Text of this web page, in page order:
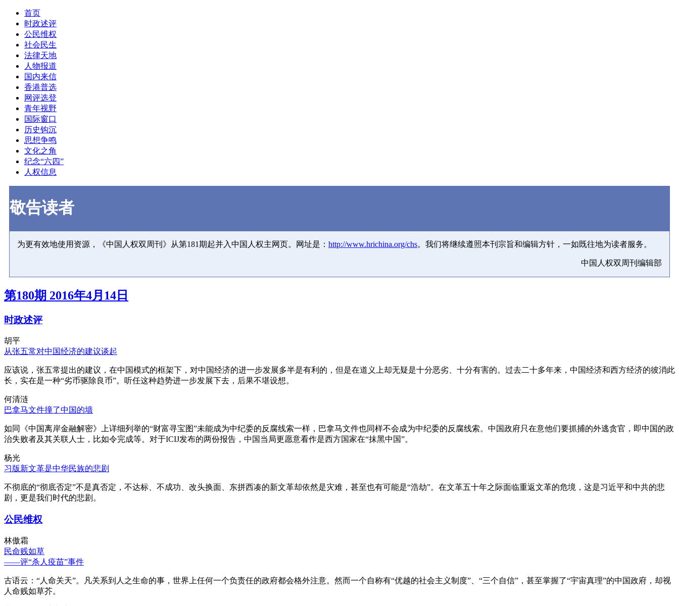
首页
时政述评
公民维权
社会民生
法律天地
人物报道
国内来信
香港普选
网评选登
青年视野
国际窗口
历史钩沉
思想争鸣
文化之角
纪念“六四”
人权信息
敬告读者
为更有效地使用资源，《中国人权双周刊》从第181期起并入中国人权主网页。网址是： http://www.hrichina.org/chs。我们将继续遵照本刊宗旨和编辑方针，一如既往地为读者服务。
中国人权双周刊编辑部
第180期 2016年4月14日
时政述评
胡平
从张五常对中国经济的建议谈起
应该说，张五常提出的建议，在中国模式的框架下，对中国经济的进一步发展多半是有利的，但是在道义上却无疑是十分恶劣、十分有害的。过去二十多年来，中国经济和西方经济的彼消此
长，实在是一种“劣币驱除良币”。听任这种趋势进一步发展下去，后果不堪设想。
何清涟
巴拿马文件撞了中国的墙
如同《中国离岸金融解密》上详细列举的“财富寻宝图”未能成为中纪委的反腐线索一样，巴拿马文件也同样不会成为中纪委的反腐线索。中国政府只在意他们要抓捕的外逃贪官，即中国的政
治失败者及其关联人士，比如令完成等。对于ICIJ发布的两份报告，中国当局更愿意看作是西方国家在“抹黑中国”。
杨光
习版新文革是中华民族的悲剧
不彻底的“彻底否定”不是真否定，不达标、不成功、改头换面、东拼西凑的新文革却依然是灾难，甚至也有可能是“浩劫”。在文革五十年之际面临重返文革的危境，这是习近平和中共的悲
剧，更是我们时代的悲剧。
公民维权
林傲霜
民命贱如草
——评“杀人疫苗”事件
古语云：“人命关天”。凡关系到人之生命的事，世界上任何一个负责任的政府都会格外注意。然而一个自称有“优越的社会主义制度”、“三个自信”，甚至掌握了“宇宙真理”的中国政府，却视
人命贱如草芥。